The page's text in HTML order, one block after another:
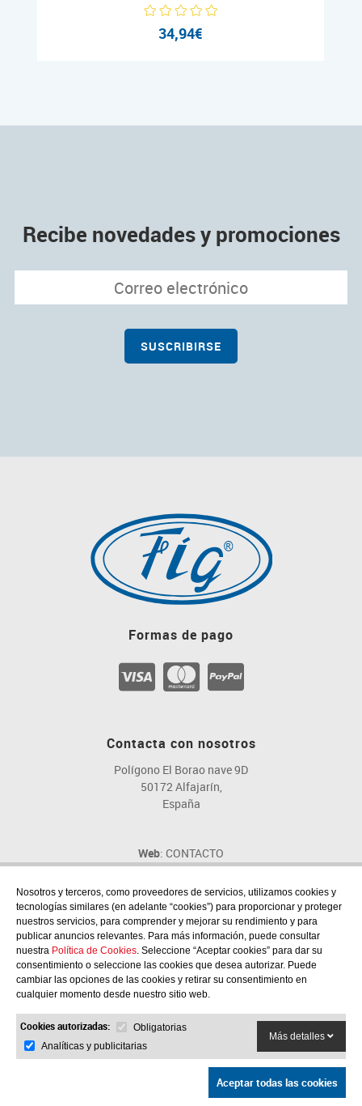
34,94€
Recibe novedades y promociones
Formas de pago
Contacta con nosotros
Polígono El Borao nave 9D
50172 Alfajarín,
España
Web: CONTACTO
Email: fig@fig.es
Teléfono: 976 107 046
Síguenos en las redes sociales
Nosotros y terceros, como proveedores de servicios, utilizamos cookies y
tecnologías similares (en adelante “cookies”) para proporcionar y proteger
nuestros servicios, para comprender y mejorar su rendimiento y para
publicar anuncios relevantes. Para más información, puede consultar
nuestra Política de Cookies. Seleccione “Aceptar cookies” para dar su
consentimiento o seleccione las cookies que desea autorizar. Puede
cambiar las opciones de las cookies y retirar su consentimiento en
cualquier momento desde nuestro sitio web.
Cookies autorizadas:
Obligatorias
Analíticas y publicitarias
Más detalles
Aceptar todas las cookies